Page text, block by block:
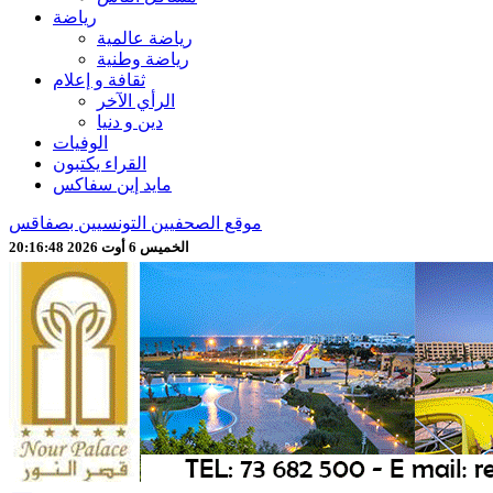
رياضة
رياضة عالمية
رياضة وطنية
ثقافة و إعلام
الرأي الآخر
دين و دنيا
الوفيات
القراء يكتبون
مايد إين سفاكس
موقع الصحفيين التونسيين بصفاقس
الخميس 6 أوت 2026 20:16:50